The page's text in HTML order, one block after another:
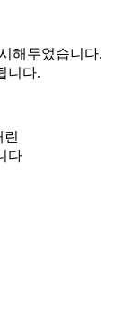
해두었습니다.
니다.
린
다